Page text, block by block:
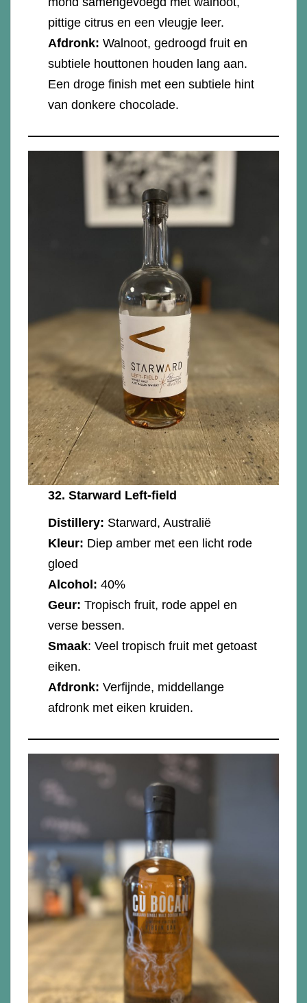
pittige citrus en een vleugje leer.
Afdronk: Walnoot, gedroogd fruit en
subtiele houttonen houden lang aan.
Een droge finish met een subtiele hint
van donkere chocolade.
32. Starward Left-field
Distillery: Starward, Australië
Kleur: Diep amber met een licht rode
gloed
Alcohol: 40%
Geur: Tropisch fruit, rode appel en
verse bessen.
Smaak: Veel tropisch fruit met getoast
eiken.
Afdronk: Verfijnde, middellange
afdronk met eiken kruiden.